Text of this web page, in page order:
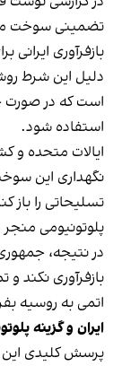
تضمینی سوخت
بازفرآوری
دلیل این شرط
است که در صورت
استفاده شود.
ایالات متحده و
نگهداری این
تسلیحاتی را
پلوتونیومی
در نتیجه،
بازفرآوری نکند
اتمی به روسیه
ایران و گزینه
پرسش کلیدی این